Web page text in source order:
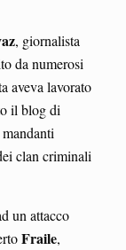
, giornalista
da numerosi
aveva lavorato
il blog di
clan criminali
un attacco
Fraile,